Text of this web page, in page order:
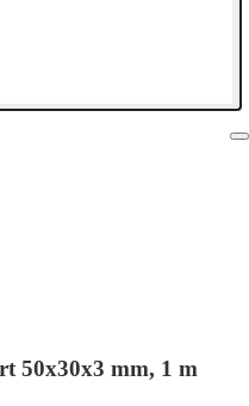
50x30x3 mm, 1 m